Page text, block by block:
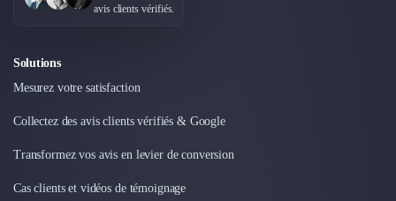
avis clients vérifiés.
Solutions
Mesurez votre satisfaction
Collectez des avis clients vérifiés & Google
Transformez vos avis en levier de conversion
Cas clients et vidéos de témoignage